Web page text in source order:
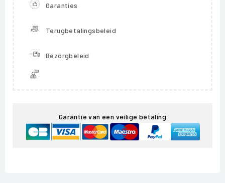
Garanties
Terugbetalingsbeleid
Bezorgbeleid
Garantie van een veilige betaling